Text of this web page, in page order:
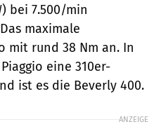
bei 7.500/min
maximale
mit rund 38 Nm an. In
eine 310er-
ist es die Beverly 400.
ANZEIGE